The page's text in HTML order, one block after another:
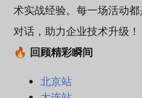
术实战经验。每一场活动
对话，助力企业技术升级！
🔥 回顾精彩瞬间
北京站